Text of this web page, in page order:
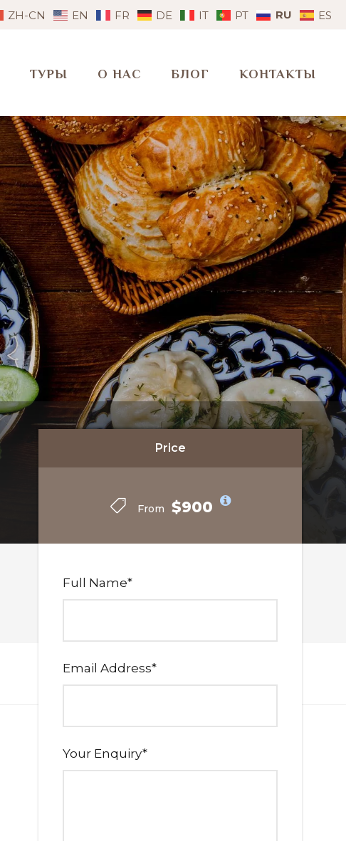
ТУРЫ О НАС БЛОГ КОНТАКТЫ
Price
From $900
Price
From $900
Full Name*
Email Address*
Your Enquiry*
ZH-CN EN FR DE IT PT RU ES